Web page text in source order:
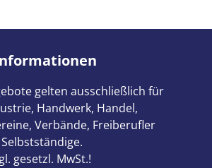
gelten ausschließlich für
Handwerk, Handel,
Verbände, Freiberufler
gesetzl. MwSt.!